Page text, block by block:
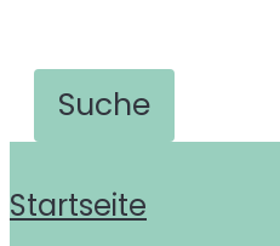
Startseite